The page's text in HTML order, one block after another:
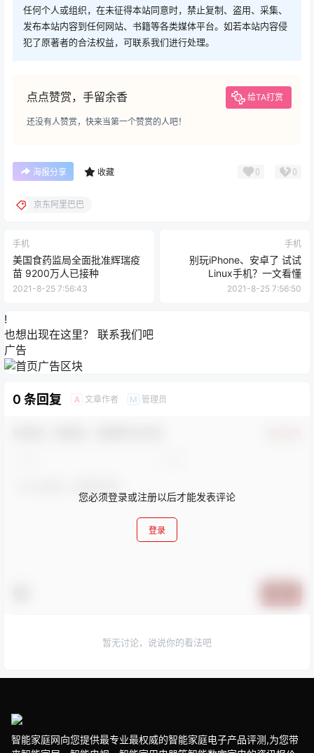
任何个人或组织，在未征得本站同意时，禁止复制、盗用、采集、
发布本站内容到任何网站、书籍等各类媒体平台。如若本站内容侵
犯了原著者的合法权益，可联系我们进行处理。
点点赞赏，手留余香 给TA打赏
还没有人赞赏，快来当第一个赞赏的人吧！
海报分享 收藏 0 0
京东阿里巴巴
手机
美国食药监局全面批准辉瑞疫
苗 9200万人已接种
2021-8-25 7:56:43
手机
别玩iPhone、安卓了 试试
Linux手机？一文看懂
2021-8-25 7:56:50
!
也想出现在这里？ 联系我们吧
广告
0 条回复 A 文章作者 M 管理员
您必须登录或注册以后才能发表评论
登录
暂无讨论，说说你的看法吧
智能家庭网向您提供最专业最权威的智能家庭电子产品评测,为您带